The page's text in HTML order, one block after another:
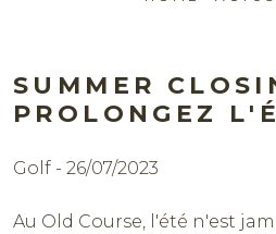
SUMMER
PROLONGEZ
Golf - 26/07/2023
Au Old Course, l'été n'est